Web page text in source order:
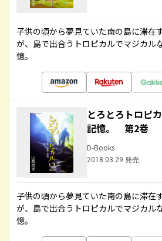
子供の頃から夢見ていた南の島に滞在
が、島で出合うトロピカルでマジカル
憶。
とろとろトロピ
記憶。 第2巻
D-Books
2018.03.29 発売
子供の頃から夢見ていた南の島に滞在
が、島で出合うトロピカルでマジカル
憶。